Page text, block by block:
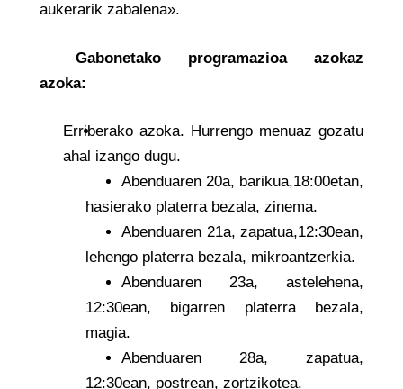
aukerarik zabalena».
Gabonetako programazioa azokaz
azoka:
Erriberako azoka. Hurrengo menuaz gozatu
ahal izango dugu.
Abenduaren 20a, barikua,18:00etan,
hasierako platerra bezala, zinema.
Abenduaren 21a, zapatua,12:30ean,
lehengo platerra bezala, mikroantzerkia.
Abenduaren 23a, astelehena,
12:30ean, bigarren platerra bezala,
magia.
Abenduaren 28a, zapatua,
12:30ean, postrean, zortzikotea.